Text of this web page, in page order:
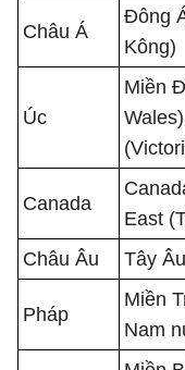
Châu Á
Đông
Kông)
Úc
Miền
Canada
East
Châu Âu
Tây
Pháp
Miền
Nam